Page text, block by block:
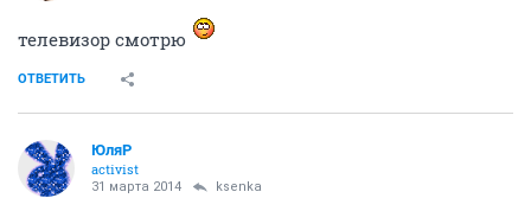
телевизор смотрю
ОТВЕТИТЬ
ЮляР
activist
31 марта 2014 ksenka